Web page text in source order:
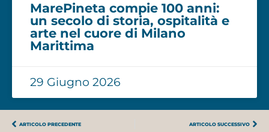
MarePineta compie 100 anni:
un secolo di storia, ospitalità e
arte nel cuore di Milano
Marittima
29 Giugno 2026
ARTICOLO PRECEDENTE ARTICOLO SUCCESSIVO